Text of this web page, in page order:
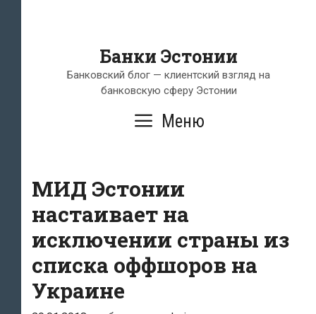
Банки Эстонии
Банковский блог — клиентский взгляд на
банковскую сферу Эстонии
Меню
МИД Эстонии
настаивает на
исключении страны из
списка оффшоров на
Украине